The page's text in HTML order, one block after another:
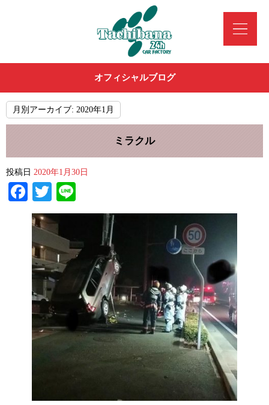
オフィシャルブログ
月別アーカイブ: 2020年1月
ミラクル
投稿日 2020年1月30日
Facebook
Twitter